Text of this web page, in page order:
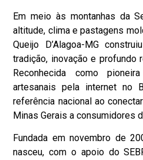
Em meio às montanhas da
altitude, clima e pastagens
Queijo D’Alagoa-MG
tradição, inovação e
Reconhecida como
artesanais pela internet no
referência nacional ao
Minas Gerais a consumidores
Fundada em novembro de
nasceu, com o apoio do